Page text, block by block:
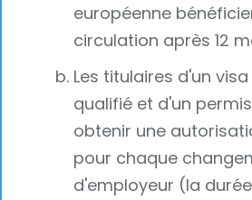
européenne
circulation après 12
Les titulaires d'un
qualifié et d'un
obtenir une
pour chaque
d'employeur (la